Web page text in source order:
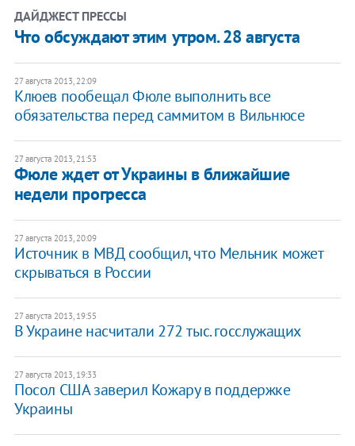
ДАЙДЖЕСТ ПРЕССЫ
Что обсуждают этим утром. 28 августа
27 августа 2013, 22:09
Клюев пообещал Фюле выполнить все
обязательства перед саммитом в Вильнюсе
27 августа 2013, 21:53
Фюле ждет от Украины в ближайшие
недели прогресса
27 августа 2013, 20:09
Источник в МВД сообщил, что Мельник может
скрываться в России
27 августа 2013, 19:55
В Украине насчитали 272 тыс. госслужащих
27 августа 2013, 19:33
Посол США заверил Кожару в поддержке
Украины